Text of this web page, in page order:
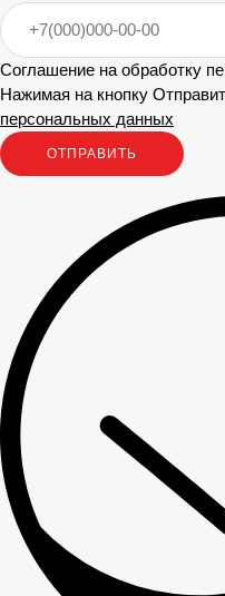
Соглашение на обработку
Нажимая на кнопку
персональных данных
ОТПРАВИТЬ